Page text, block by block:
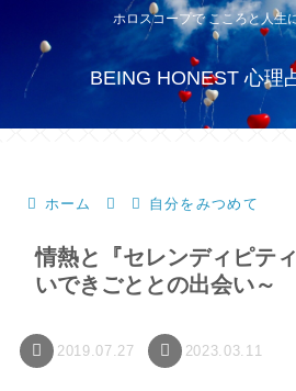
ホロスコープで こころと人生
BEING HONEST 心理
ホーム 自分をみつめて
情熱と『セレンディピテ
いできごととの出会い～
2019.07.27 2023.03.11